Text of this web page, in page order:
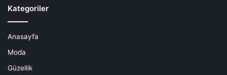
Kategoriler
Anasayfa
Moda
Güzellik